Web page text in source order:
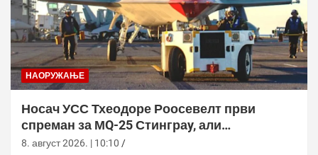
НАОРУЖАЊЕ
Носач УСС Тхеодоре Роосевелт први
спреман за МQ-25 Стинграy, али
оперативна употреба тек 2029.
8. август 2026. | 10:10